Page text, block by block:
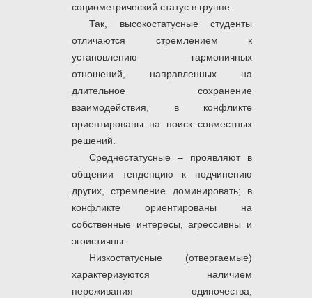
социометрический статус в группе.
Так, высокостатусные студенты
отличаются стремлением к
установлению гармоничных
отношений, направленных на
длительное сохранение
взаимодействия, в конфликте
ориентированы на поиск совместных
решений.
Среднестатусные – проявляют в
общении тенденцию к подчинению
других, стремление доминировать; в
конфликте ориентированы на
собственные интересы, агрессивны и
эгоистичны.
Низкостатусные (отвергаемые)
характеризуются наличием
переживания одиночества,